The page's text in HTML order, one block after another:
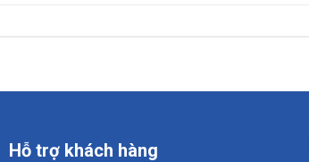
Hỗ trợ khách hàng